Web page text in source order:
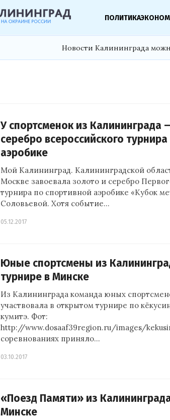
ПОЛИТИКА
Новости Калининграда
У спортсменок из Калининграда
серебро всероссийского
аэробике
Мой Калининград. Калининградской
Москве завоевала золото и серебро
турнира по спортивной аэробике «Кубок
Соловьевой. Хотя событие…
05.12.2017
Юные спортсмены из
турнире в Минске
Из Калининграда команда юных
участвовала в открытом турнире по
кумитэ. Фот:
http://www.dosaaf39region.ru/images/
соревнованиях приняло…
03.10.2017
«Поезд Памяти» из
Минске